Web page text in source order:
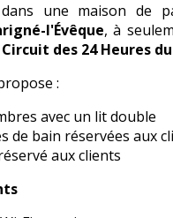
une maison de
l'Évêque, à
des 24 Heures
:
avec un lit double
de bain réservées aux
aux clients